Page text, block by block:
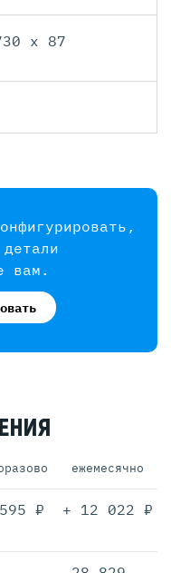
x 87
вам.
ежемесячно
₽ + 12 022 ₽